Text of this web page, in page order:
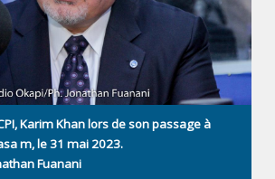
Karim Khan lors de son passage à
m, le 31 mai 2023.
Fuanani